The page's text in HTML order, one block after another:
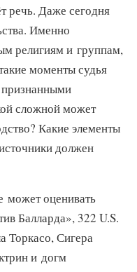
речь. Даже сегодня
Именно
религиям и группам,
моменты судья
сложной может
Какие элементы
должен
может оценивать
Балларда», 322 U.S.
Торкасо, Сигера
и догм